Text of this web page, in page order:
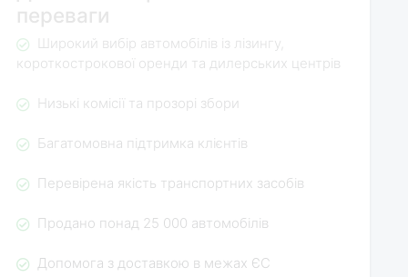
переваги
Широкий вибір автомобілів із лізингу,
короткострокової оренди та дилерських центрів
Низькі комісії та прозорі збори
Багатомовна підтримка клієнтів
Перевірена якість транспортних засобів
Продано понад 25 000 автомобілів
Допомога з доставкою в межах ЄС